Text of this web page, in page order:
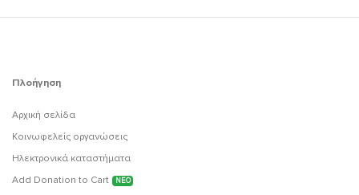
Πλοήγηση
Αρχική σελίδα
Κοινωφελείς οργανώσεις
Ηλεκτρονικά καταστήματα
Add Donation to Cart
ΝΕΟ